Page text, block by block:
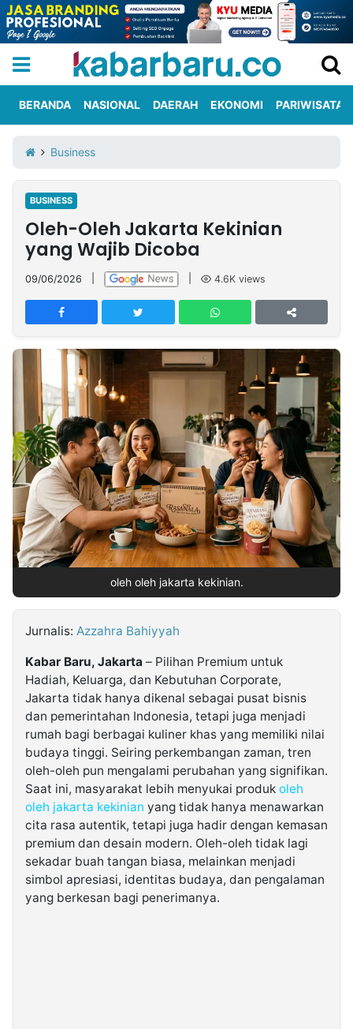
Iklan
Berita
Kami
Nasional
International
Olahraga
Entertainment
Daerah
Pariwisata
Kuliner
Kolom
Network
PT
TREETAN
MULTIMEDIA
INDONESIA
Partner
Insight
NTB
Suara
Time
Lens
IDN
Daily
Jogja
Jalan
Rakyat
Idealita
News
Kita
Notice
Dinamikapost.com
Radar
Baru
Seedbacklink
Follow
Kabarbaru
Kabarbaru.co
2026
Kabarbaru
Media
Holding
BERANDA NASIONAL DAERAH EKONOMI PARIWISATA
Business
BUSINESS
Oleh-Oleh Jakarta Kekinian
yang Wajib Dicoba
09/06/2026 4.6K views
oleh oleh jakarta kekinian.
Jurnalis: Azzahra Bahiyyah
Kabar Baru, Jakarta – Pilihan Premium untuk
Hadiah, Keluarga, dan Kebutuhan Corporate,
Jakarta tidak hanya dikenal sebagai pusat bisnis
dan pemerintahan Indonesia, tetapi juga menjadi
rumah bagi berbagai kuliner khas yang memiliki nilai
budaya tinggi. Seiring perkembangan zaman, tren
oleh-oleh pun mengalami perubahan yang signifikan.
Saat ini, masyarakat lebih menyukai produk oleh
oleh jakarta kekinian yang tidak hanya menawarkan
cita rasa autentik, tetapi juga hadir dengan kemasan
premium dan desain modern. Oleh-oleh tidak lagi
sekadar buah tangan biasa, melainkan menjadi
simbol apresiasi, identitas budaya, dan pengalaman
yang berkesan bagi penerimanya.